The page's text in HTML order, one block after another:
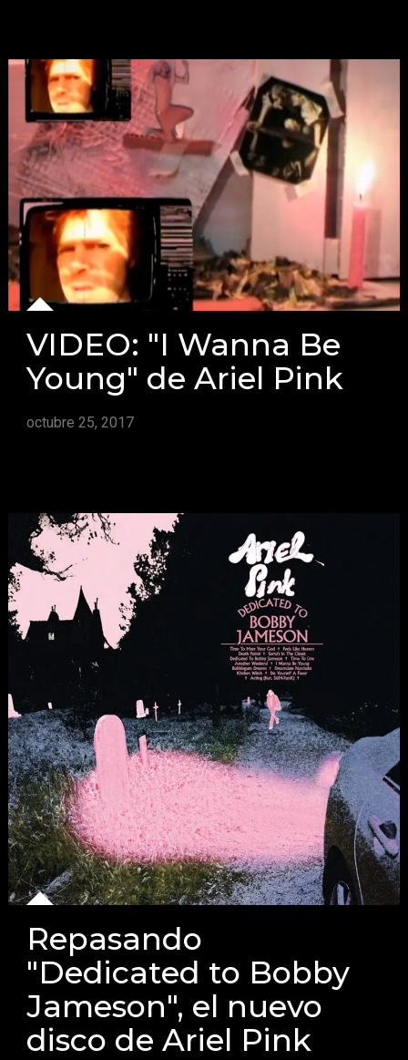
VIDEO: "I Wanna Be
Young" de Ariel Pink
octubre 25, 2017
Repasando
"Dedicated to Bobby
Jameson", el nuevo
disco de Ariel Pink